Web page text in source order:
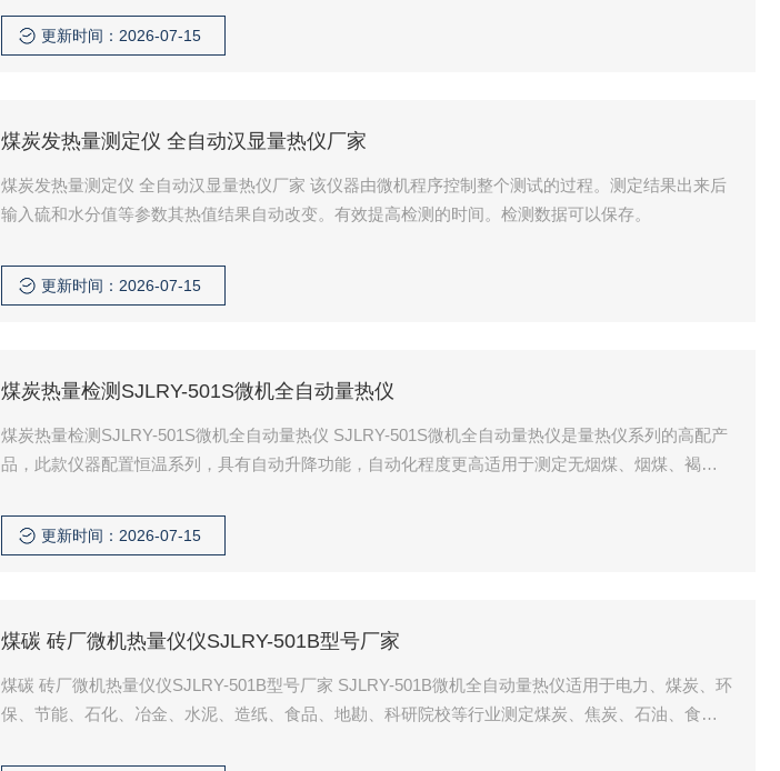
更新时间：2026-07-15
煤炭发热量测定仪 全自动汉显量热仪厂家
煤炭发热量测定仪 全自动汉显量热仪厂家 该仪器由微机程序控制整个测试的过程。测定结果出来后
输入硫和水分值等参数其热值结果自动改变。有效提高检测的时间。检测数据可以保存。
更新时间：2026-07-15
煤炭热量检测SJLRY-501S微机全自动量热仪
煤炭热量检测SJLRY-501S微机全自动量热仪 SJLRY-501S微机全自动量热仪是量热仪系列的高配产
品，此款仪器配置恒温系列，具有自动升降功能，自动化程度更高适用于测定无烟煤、烟煤、褐
更新时间：2026-07-15
煤碳 砖厂微机热量仪仪SJLRY-501B型号厂家
煤碳 砖厂微机热量仪仪SJLRY-501B型号厂家 SJLRY-501B微机全自动量热仪适用于电力、煤炭、环
保、节能、石化、冶金、水泥、造纸、食品、地勘、科研院校等行业测定煤炭、焦炭、石油、食